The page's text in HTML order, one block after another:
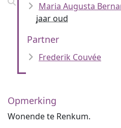
Maria Augusta
jaar oud
Partner
Frederik Couvée
Opmerking
Wonende te Renkum.